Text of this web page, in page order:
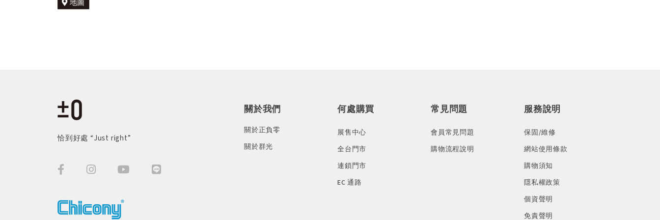
地圖
恰到好處 “Just right”
關於我們
關於正負零
關於群光
何處購買
展售中心
全台門市
連鎖門市
EC 通路
常見問題
會員常見問題
購物流程說明
服務說明
保固/維修
網站使用條款
購物須知
隱私權政策
個資聲明
免責聲明